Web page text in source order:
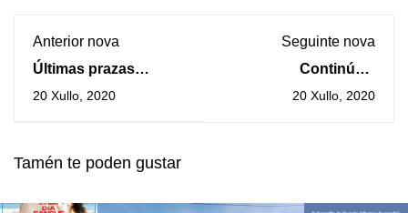
Anterior nova
Últimas prazas
dispoñibles para a
Guarda
20 Xullo, 2020
Seguinte nova
Continúa a
programación de
20 Xullo, 2020
Tamén te poden gustar